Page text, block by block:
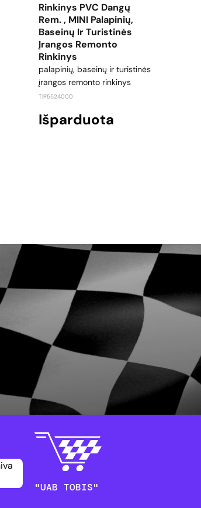
Rinkinys PVC Dangų
Rem. , MINI Palapinių,
Baseinų Ir Turistinės
Įrangos Remonto
Rinkinys
palapinių, baseinų ir turistinės
įrangos remonto rinkinys
TIP5524000
Išparduota
"UAB TOBIS"